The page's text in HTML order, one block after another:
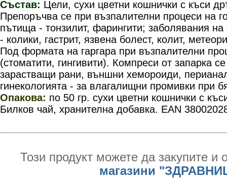
Състав: Цели, сухи цветни кошнички с къси
Препоръчва се при възпалителни процеси на
пътища - тонзилит, фарингити; заболявания на
- колики, гастрит, язвена болест, колит,
Под формата на гаргара при възпалителни
(стоматити, гингивити). Компреси от запарка
зарастващи рани, външни хемороиди,
гинекологията - за влагалищни промивки при
Опакова: по 50 гр. сухи цветни кошнички с
Билков чай, хранителна добавка. EAN
Този продукт можете да закупите и
магазини